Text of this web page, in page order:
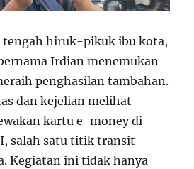
tengah hiruk-pikuk ibu kota,
Irdian menemukan
penghasilan tambahan.
dan kejelian melihat
kartu e-money di
salah satu titik transit
Kegiatan ini tidak hanya